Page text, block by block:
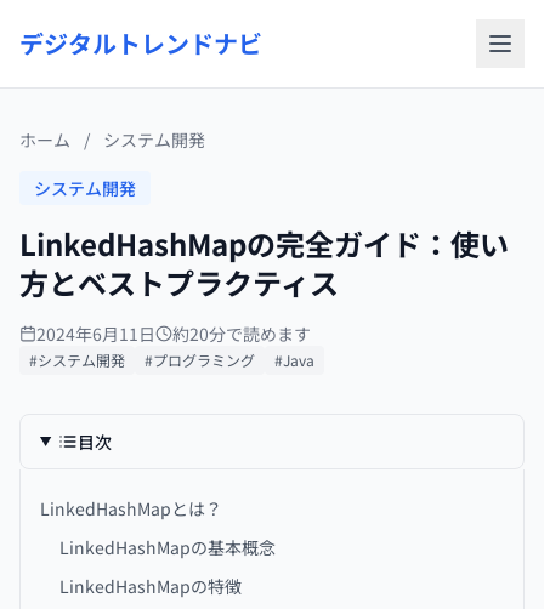
デジタルトレンドナビ
ホーム / システム開発
システム開発
LinkedHashMapの完全ガイド：使い
方とベストプラクティス
2024年6月11日 約20分で読めます
#システム開発 #プログラミング #Java
目次
LinkedHashMapとは？
LinkedHashMapの基本概念
LinkedHashMapの特徴